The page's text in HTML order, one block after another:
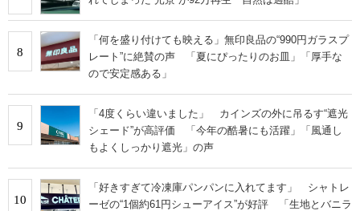
8
「何を盛り付けても映える」無印良品の“990円ガラスプ
レート”に絶賛の声 「夏にぴったりのお皿」「厚手な
ので安定感ある」
9
「4度くらい違いました」 カインズの外に吊るす“遮光
シェード”が高評価 「今年の酷暑にも活躍」「風通し
もよくしっかり遮光」の声
10
「好きすぎて冷凍庫パンパンに入れてます」 シャトレ
ーゼの“1個約61円シューアイス”が好評 「生地とバニラ